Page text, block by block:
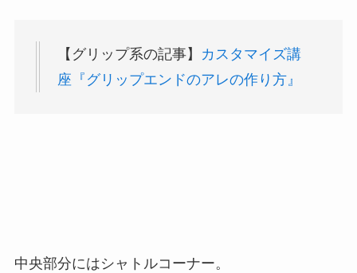
【グリップ系の記事】
カスタマイズ講
座『グリップエンドのアレの作り方』
中央部分にはシャトルコーナー。